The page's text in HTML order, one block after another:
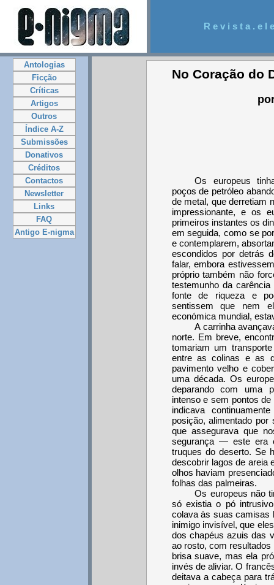
R e v i s t a . e l
Antologias
Ficção
Críticas
Artigos
Outros
Índice A-Z
Submissões
Donativos
Créditos
Contactos
Newsletter
Links
FAQ
Antigo E-nigma
No Coração do
Os europeus
poços de petróleo
de metal, que derretiam
impressionante, e os
primeiros instantes os
em seguida, como se
e contemplarem,
escondidos por detrás
falar, embora
próprio também não
testemunho da
fonte de riqueza e
sentissem que nem
económica mundial,
A carrinha
norte. Em breve,
tomariam um
entre as colinas e as
pavimento velho e
uma década. Os
deparando com uma
intenso e sem pontos
indicava
posição, alimentado
que assegurava que
segurança — este era
truques do deserto. Se
descobrir lagos de areia
olhos haviam
folhas das palmeiras.
Os europeus não
só existia o pó
colava às suas camisas
inimigo invisível, que
dos chapéus azuis das
ao rosto, com
brisa suave, mas ela
invés de aliviar. O
deitava a cabeça para